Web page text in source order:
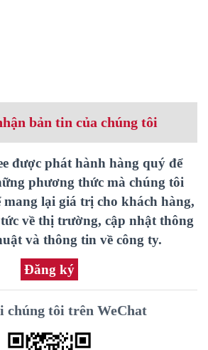
bản tin của chúng tôi
được phát hành hàng quý để
phương thức mà chúng tôi
mang lại giá trị cho khách hàng,
về thị trường, cập nhật thông
và thông tin về công ty.
Đăng ký
chúng tôi trên WeChat